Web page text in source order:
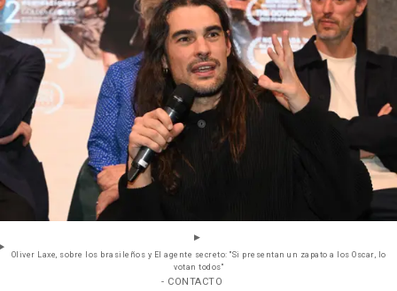
Oliver Laxe, sobre los brasileños y El agente secreto: "Si presentan un zapato a los Oscar, lo
votan todos"
- CONTACTO